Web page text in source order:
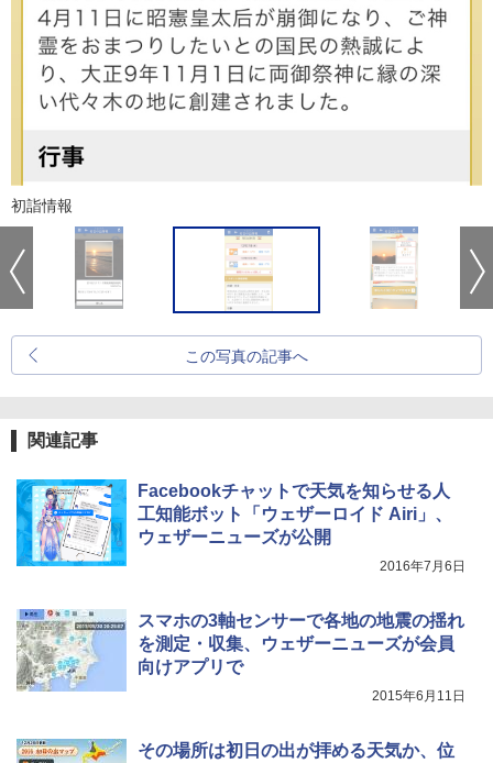
初詣情報
この写真の記事へ
関連記事
Facebookチャットで天気を知らせる人
工知能ボット「ウェザーロイド Airi」、
ウェザーニューズが公開
2016年7月6日
スマホの3軸センサーで各地の地震の揺れ
を測定・収集、ウェザーニューズが会員
向けアプリで
2015年6月11日
その場所は初日の出が拝める天気か、位